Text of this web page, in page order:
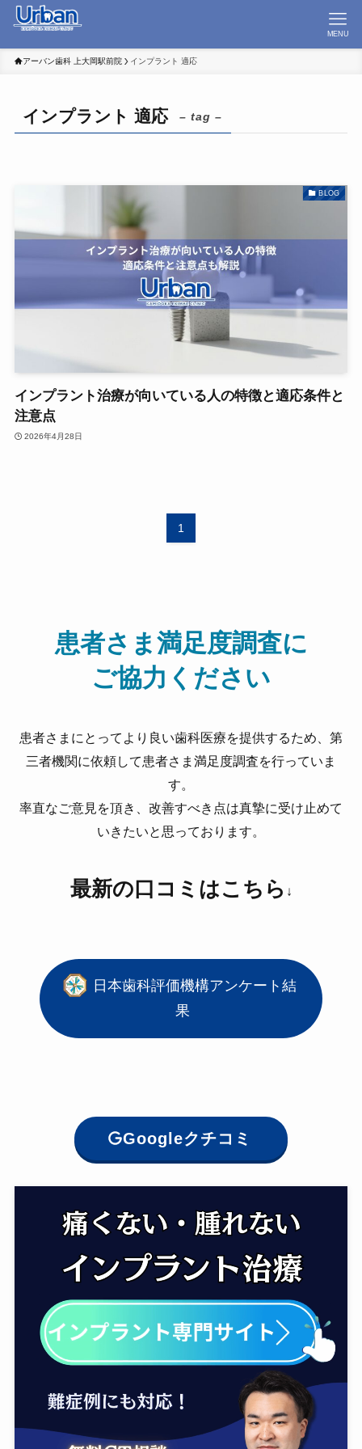
MENU
アーバン歯科 上大岡駅前院 インプラント 適応
インプラント 適応 – tag –
BLOG
インプラント治療が向いている人の特徴と適応条件と
注意点
2026年4月28日
1
患者さま満足度調査に
ご協力ください
患者さまにとってより良い歯科医療を提供するため、第
三者機関に依頼して患者さま満足度調査を行っていま
す。
率直なご意見を頂き、改善すべき点は真摯に受け止めて
いきたいと思っております。
最新の口コミはこちら ↓
日本歯科評価機構アンケート結
果
Googleクチコミ